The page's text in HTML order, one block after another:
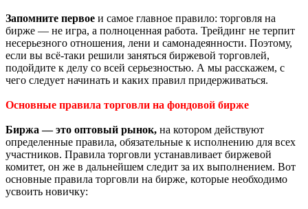
Запомните первое и самое главное правило: торговля на
бирже — не игра, а полноценная работа. Трейдинг не терпит
несерьезного отношения, лени и самонадеянности. Поэтому,
если вы всё-таки решили заняться биржевой торговлей,
подойдите к делу со всей серьезностью. А мы расскажем, с
чего следует начинать и каких правил придерживаться.
Основные правила торговли на фондовой бирже
Биржа — это оптовый рынок, на котором действуют
определенные правила, обязательные к исполнению для всех
участников. Правила торговли устанавливает биржевой
комитет, он же в дальнейшем следит за их выполнением. Вот
основные правила торговли на бирже, которые необходимо
усвоить новичку: